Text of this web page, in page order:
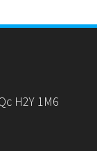
H2Y 1M6